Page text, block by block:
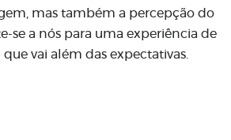
mas também a percepção do
se a nós para uma experiência de
vai além das expectativas.